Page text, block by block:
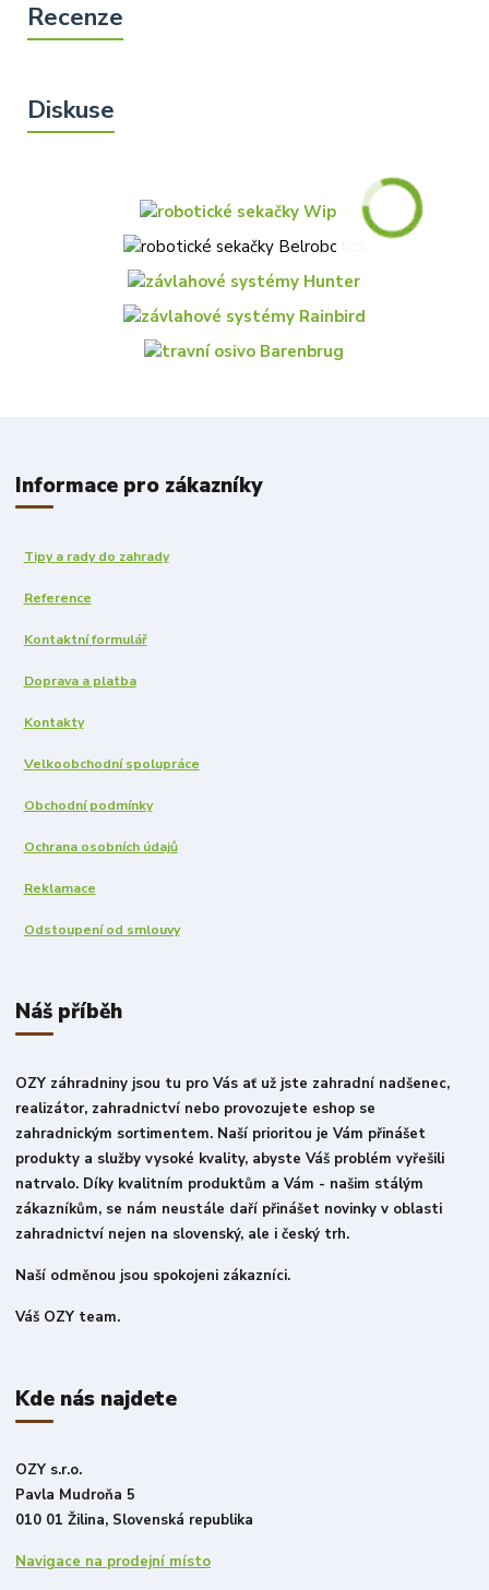
Informace pro zákazníky
Tipy a rady do zahrady
Reference
Kontaktní formulář
Doprava a platba
Kontakty
Velkoobchodní spolupráce
Obchodní podmínky
Ochrana osobních údajů
Reklamace
Odstoupení od smlouvy
Náš příběh
OZY záhradniny jsou tu pro Vás ať už jste zahradní nadšenec,
realizátor, zahradnictví nebo provozujete eshop se
zahradnickým sortimentem. Naší prioritou je Vám přinášet
produkty a služby vysoké kvality, abyste Váš problém vyřešili
natrvalo. Díky kvalitním produktům a Vám - našim stálým
zákazníkům, se nám neustále daří přinášet novinky v oblasti
zahradnictví nejen na slovenský, ale i český trh.
Naší odměnou jsou spokojeni zákazníci.
Váš OZY team.
Kde nás najdete
OZY s.r.o.
Pavla Mudroňa 5
010 01 Žilina, Slovenská republika
Navigace na prodejní místo